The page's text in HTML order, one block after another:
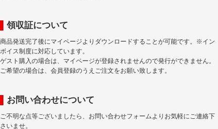
領収証について
商品発送完了後にマイページよりダウンロードすることが可能です。※イン
ボイス制度に対応しています。
ゲスト購入の場合は、マイページが登録されませんので発行ができません。
ご希望の場合は、会員登録のうえご注文をお願い致します。
お問い合わせについて
ご不明な点等ございましたら、お問い合わせフォームよりお気軽にご連絡下
さいませ。